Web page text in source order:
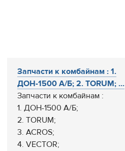
Запчасти к комбайнам : 1.
ДОН-1500 А/Б; 2. TORUM; ...
Запчасти к комбайнам :
1. ДОН-1500 А/Б;
2. TORUM;
3. ACROS;
4. VECTOR;